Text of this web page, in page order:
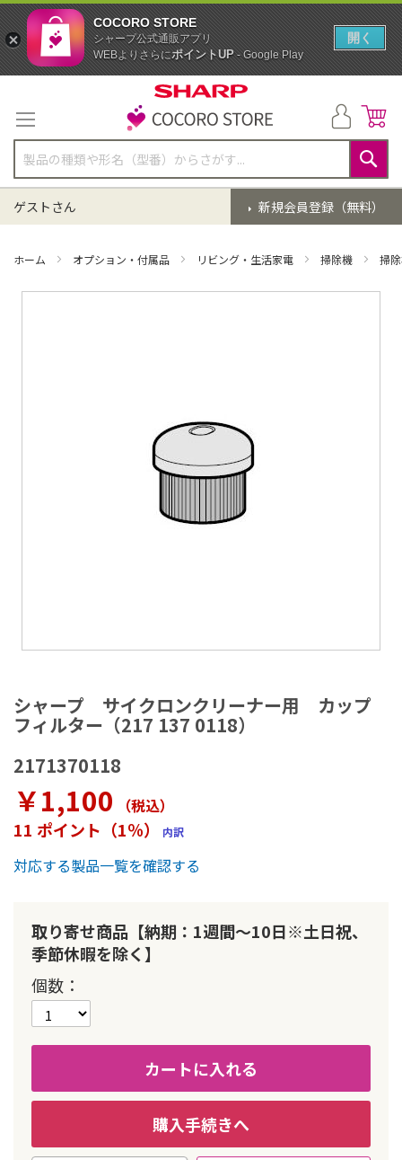
テ
ン
ツ
に
ス
キ
ッ
検
索
新規会員登録（無料）
ゲストさん
ホーム オプション・付属品 リビング・生活家電 掃除機 掃
シャープ サイクロンクリーナー用 カップ
フィルター（217 137 0118）
2171370118
￥1,100 （税込）
11 ポイント（1％） 内訳
対応する製品一覧を確認する
取り寄せ商品【納期：1週間～10日※土日祝、
季節休暇を除く】
個数
カートに入れる
購入手続きへ
メ
ー
ジ
ャ
リ
ー
の
最
初
動
す
る
COCORO STORE
シャープ公式通販アプリ
WEBよりさらにポイントUP- Google Play
開く